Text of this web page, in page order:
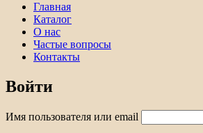
Главная
Каталог
О нас
Частые вопросы
Контакты
Войти
Имя пользователя или email